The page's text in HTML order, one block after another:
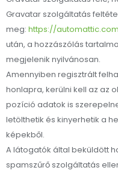
Gravatar szolgáltatás
meg: https://
után, a hozzászólás
megjelenik nyilvánosan.
Amennyiben regisztrált
honlapra, kerülni kell az az
pozíció adatok is
letölthetik és kinyerhetik a
képekből.
A látogatók által beküldött
spamszűrő szolgáltatás